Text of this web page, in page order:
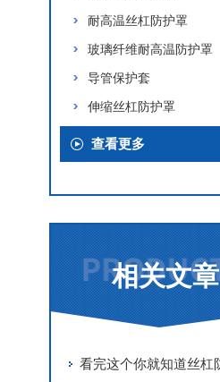
耐高温丝杠防护罩
玻璃纤维耐高温防护罩
导管保护套
伸缩丝杠防护罩
查看更多
相关文章